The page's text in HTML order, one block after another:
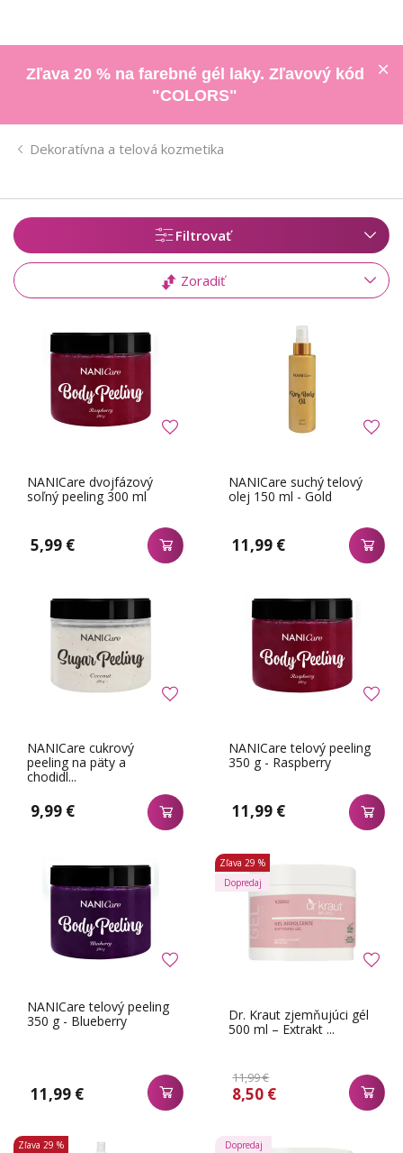
Zľava 20 % na farebné gél laky. Zľavový kód
"COLORS"
Dekoratívna a telová kozmetika
Filtrovať
Zoradiť
NANICare dvojfázový
soľný peeling 300 ml
5,99 €
NANICare suchý telový
olej 150 ml - Gold
11,99 €
NANICare cukrový
peeling na päty a
chodidl...
9,99 €
NANICare telový peeling
350 g - Raspberry
11,99 €
NANICare telový peeling
350 g - Blueberry
11,99 €
Dr. Kraut zjemňujúci gél
500 ml – Extrakt ...
11,99 €
8,50 €
Zľava 29 %
Dopredaj
Zľava 29 %
Dopredaj